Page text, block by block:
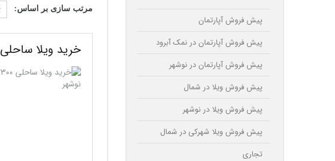
مرتب سازی بر اساس:
خرید ویلا ساحلی ۲۳۰۰ متری در چلک نوشهر
پیش فروش آپارتمان
پیش فروش آپارتمان در نمک آبرود
پیش فروش آپارتمان در نوشهر
پیش فروش ویلا در شمال
پیش فروش ویلا در نوشهر
پیش فروش ویلا شهرکی در شمال
تجاری